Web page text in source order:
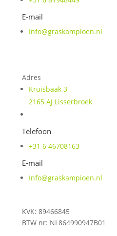
E-mail
Info@graskampioen.nl
Adres
Kruisbaak 3
2165 AJ Lisserbroek
Telefoon
+31 6 46708163
E-mail
Info@graskampioen.nl
KVK: 89466845
BTW nr: NL864990947B01